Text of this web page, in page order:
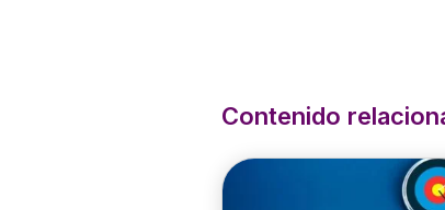
Contenido